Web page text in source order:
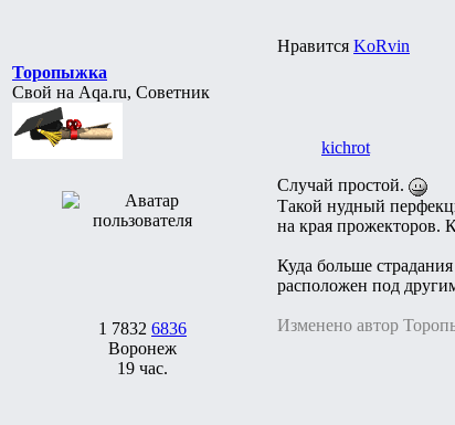
Нравится KoRvin
Торопыжка
Свой на Aqa.ru, Советник
1 7832 6836
Воронеж
19 час.
kichrot
Случай простой.
Такой нудный
на края прожекторов.
Куда больше
расположен под
Изменено автор